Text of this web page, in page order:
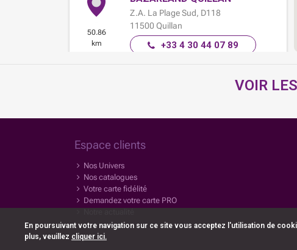
50.86
km
Z.A. La Plage Sud, D118
11500 Quillan
+33 4 30 44 07 89
4.42 / 5
Itinéraire
100.31
Route de Saint-Pons
34600
Bédarieux
14:30 - 19:00
VOIR
Espace clients
Nos Univers
Nos catalogues
Votre carte fidélité
Demandez votre carte PRO
En poursuivant votre navigation sur ce site vous acceptez l'utilisation de
plus, veuillez cliquer ici.